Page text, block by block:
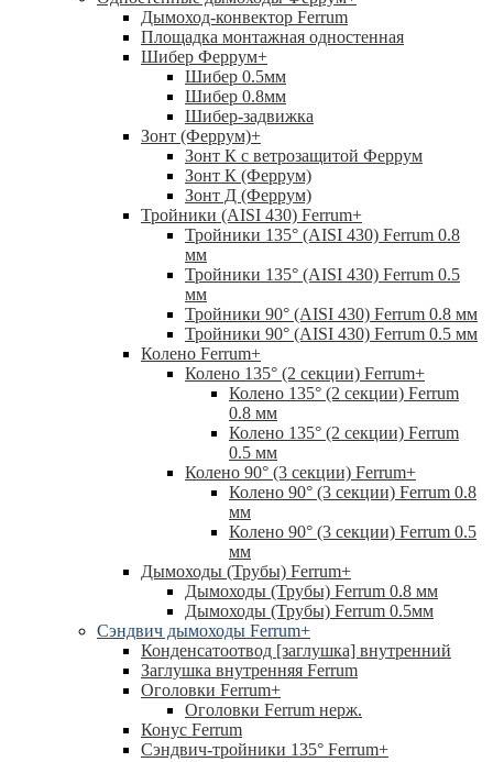
Дымоход-конвектор Ferrum
Площадка монтажная одностенная
Шибер Феррум+
Шибер 0.5мм
Шибер 0.8мм
Шибер-задвижка
Зонт (Феррум)+
Зонт К с ветрозащитой Феррум
Зонт К (Феррум)
Зонт Д (Феррум)
Тройники (AISI 430) Ferrum+
Тройники 135° (AISI 430) Ferrum 0.8
мм
Тройники 135° (AISI 430) Ferrum 0.5
мм
Тройники 90° (AISI 430) Ferrum 0.8 мм
Тройники 90° (AISI 430) Ferrum 0.5 мм
Колено Ferrum+
Колено 135° (2 секции) Ferrum+
Колено 135° (2 секции) Ferrum
0.8 мм
Колено 135° (2 секции) Ferrum
0.5 мм
Колено 90° (3 секции) Ferrum+
Колено 90° (3 секции) Ferrum 0.8
мм
Колено 90° (3 секции) Ferrum 0.5
мм
Дымоходы (Трубы) Ferrum+
Дымоходы (Трубы) Ferrum 0.8 мм
Дымоходы (Трубы) Ferrum 0.5мм
Сэндвич дымоходы Ferrum+
Конденсатоотвод [заглушка] внутренний
Заглушка внутренняя Ferrum
Оголовки Ferrum+
Оголовки Ferrum нерж.
Конус Ferrum
Сэндвич-тройники 135° Ferrum+